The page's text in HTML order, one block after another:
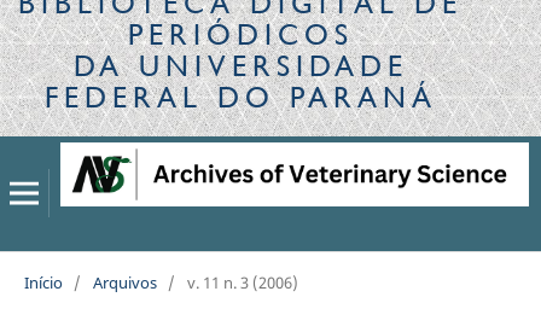
Canais
PERIÓDICOS
DA UNIVERSIDADE
FEDERAL DO PARANÁ
Início / Arquivos / v. 11 n. 3 (2006)